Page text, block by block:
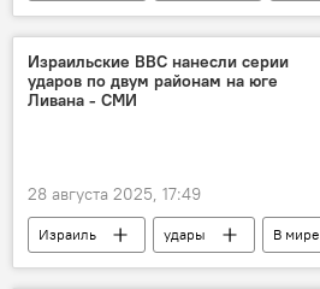
Политика
Новости Армения
Израильские ВВС нанесли серии
ударов по двум районам на юге
Ливана - СМИ
28 августа 2025, 17:49
Израиль удары
В мире
Ливан